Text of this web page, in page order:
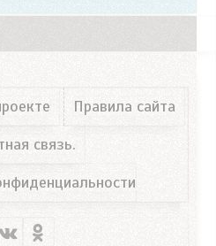
Правила сайта
связь.